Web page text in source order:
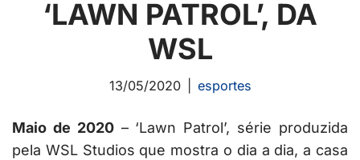
‘LAWN PATROL’, DA
WSL
13/05/2020 esportes
Maio de 2020– ‘Lawn Patrol’, série produzida
pela WSL Studios que mostra o dia a dia, a casa